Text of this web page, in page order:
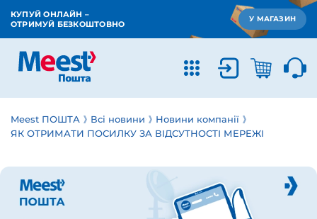
КУПУЙ ОНЛАЙН –
ОТРИМУЙ БЕЗКОШТОВНО
У МАГАЗИН
Meest ПОШТА Всі новини
Новини компанії
ЯК ОТРИМАТИ ПОСИЛКУ ЗА ВІДСУТНОСТІ МЕРЕЖІ